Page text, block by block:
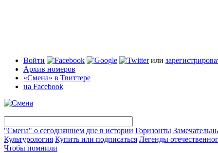
Войти или
Архив номеров
«Смена» в Твиттере
на Facebook
"Смена" о сегодняшнем дне в истории Горизонты
Культурология Купить или подписаться Легенды
Чтобы помнили